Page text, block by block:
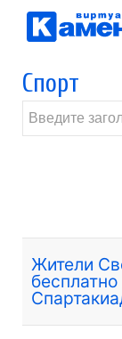
Спорт
Жители